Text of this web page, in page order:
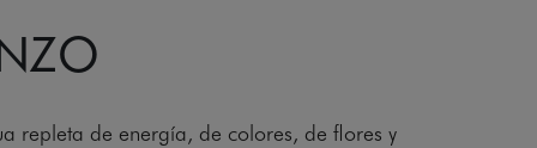
repleta de energía, de colores, de flores y